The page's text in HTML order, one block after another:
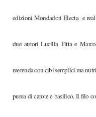
edizioni Mondadori Electa e
due autori Lucilla Titta e
merenda con cibi semplici ma
purea di carote e basilico. Il filo